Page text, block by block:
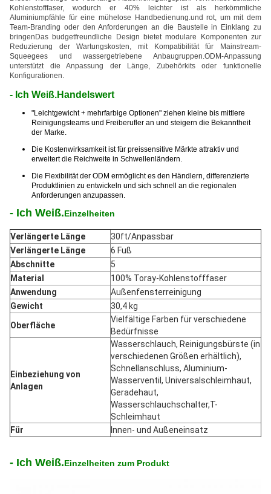
Kohlenstofffaser, wodurch er 40% leichter ist als herkömmliche
Aluminiumpfähle für eine mühelose Handbedienung.und rot, um mit dem
Team-Branding oder den Anforderungen an die Baustelle in Einklang zu
bringenDas budgetfreundliche Design bietet modulare Komponenten zur
Reduzierung der Wartungskosten, mit Kompatibilität für Mainstream-
Squeegees und wassergetriebene Anbaugruppen.ODM-Anpassung
unterstützt die Anpassung der Länge, Zubehörkits oder funktionelle
Konfigurationen.
- Ich Weiß.Handelswert
"Leichtgewicht + mehrfarbige Optionen" ziehen kleine bis mittlere
Reinigungsteams und Freiberufler an und steigern die Bekanntheit
der Marke.
Die Kostenwirksamkeit ist für preissensitive Märkte attraktiv und
erweitert die Reichweite in Schwellenländern.
Die Flexibilität der ODM ermöglicht es den Händlern, differenzierte
Produktlinien zu entwickeln und sich schnell an die regionalen
Anforderungen anzupassen.
- Ich Weiß.Einzelheiten
Verlängerte Länge
30ft/Anpassbar
Verlängerte Länge
6 Fuß
Abschnitte
5
Material
100% Toray-Kohlenstofffaser
Anwendung
Außenfensterreinigung
Gewicht
30,4 kg
Oberfläche
Vielfältige Farben für verschiedene
Bedürfnisse
Einbeziehung von
Anlagen
Wasserschlauch, Reinigungsbürste (in
verschiedenen Größen erhältlich),
Schnellanschluss, Aluminium-
Wasserventil, Universalschleimhaut,
Geradehaut,
Wasserschlauchschalter,T-
Schleimhaut
Für
Innen- und Außeneinsatz
- Ich Weiß.Einzelheiten zum Produkt